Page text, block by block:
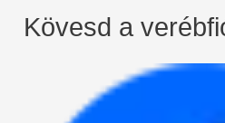
Kövesd a